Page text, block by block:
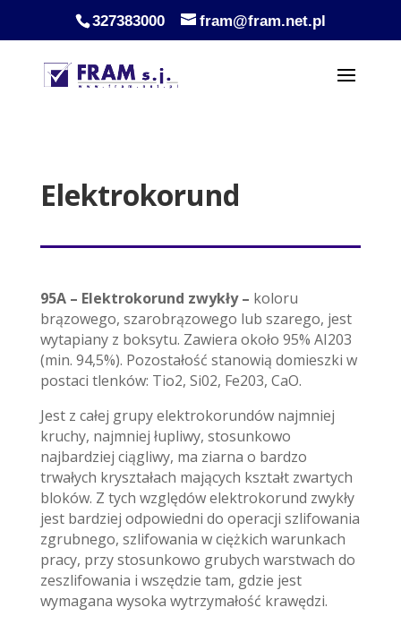
327383000 fram@fram.net.pl
Elektrokorund
95A – Elektrokorund zwykły – koloru
brązowego, szarobrązowego lub szarego, jest
wytapiany z boksytu. Zawiera około 95% AI203
(min. 94,5%). Pozostałość stanowią domieszki w
postaci tlenków: Tio2, Si02, Fe203, CaO.
Jest z całej grupy elektrokorundów najmniej
kruchy, najmniej łupliwy, stosunkowo
najbardziej ciągliwy, ma ziarna o bardzo
trwałych kryształach mających kształt zwartych
bloków. Z tych względów elektrokorund zwykły
jest bardziej odpowiedni do operacji szlifowania
zgrubnego, szlifowania w ciężkich warunkach
pracy, przy stosunkowo grubych warstwach do
zeszlifowania i wszędzie tam, gdzie jest
wymagana wysoka wytrzymałość krawędzi.